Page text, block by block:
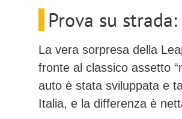
Prova su
La vera sorpresa della
fronte al classico assetto
auto è stata sviluppata e
Italia, e la differenza è